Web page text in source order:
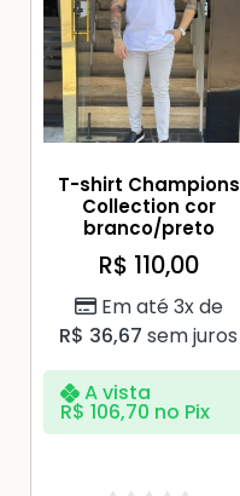
T-shirt Champions
Collection cor
branco/preto
R$ 110,00
Em até 3x de
R$ 36,67 sem juros
A vista
R$ 106,70 no Pix